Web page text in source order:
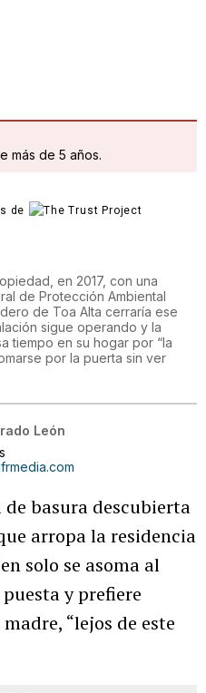
más de 5 años.
de
en 2017, con una
de Protección Ambiental
de Toa Alta cerraría ese
sigue operando y la
tiempo en su hogar por “la
por la puerta sin ver
León
basura descubierta
arropa la residencia
solo se asoma al
y prefiere
“lejos de este